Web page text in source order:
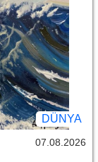
DÜNYA
07.08.2026